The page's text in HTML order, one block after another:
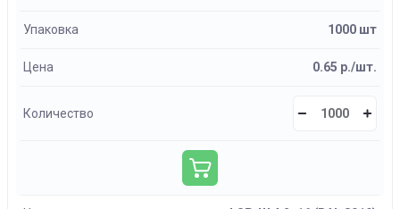
Упаковка 1000 шт
Цена 0.65 р./шт.
Количество